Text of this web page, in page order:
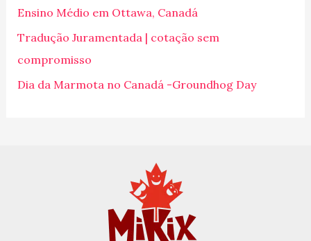
r
p
o
r
Ensino Médio em Ottawa, Canadá
Tradução Juramentada | cotação sem
compromisso
Dia da Marmota no Canadá -Groundhog Day